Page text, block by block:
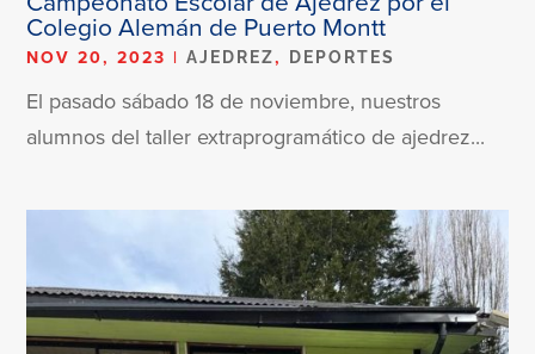
Colegio Alemán de Puerto Montt
NOV 20, 2023 |AJEDREZ, DEPORTES
El pasado sábado 18 de noviembre, nuestros
alumnos del taller extraprogramático de ajedrez...